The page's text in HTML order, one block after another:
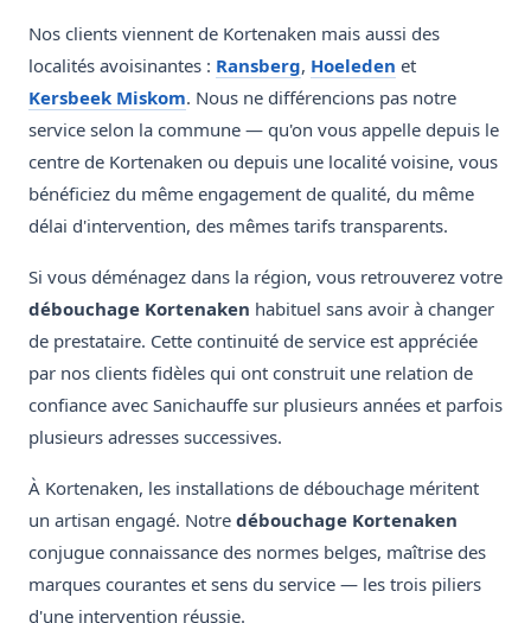
Nos clients viennent de Kortenaken mais aussi des
localités avoisinantes : Ransberg, Hoeleden et
Kersbeek Miskom. Nous ne différencions pas notre
service selon la commune — qu'on vous appelle depuis le
centre de Kortenaken ou depuis une localité voisine, vous
bénéficiez du même engagement de qualité, du même
délai d'intervention, des mêmes tarifs transparents.
Si vous déménagez dans la région, vous retrouverez votre
débouchage Kortenaken habituel sans avoir à changer
de prestataire. Cette continuité de service est appréciée
par nos clients fidèles qui ont construit une relation de
confiance avec Sanichauffe sur plusieurs années et parfois
plusieurs adresses successives.
À Kortenaken, les installations de débouchage méritent
un artisan engagé. Notre débouchage Kortenaken
conjugue connaissance des normes belges, maîtrise des
marques courantes et sens du service — les trois piliers
d'une intervention réussie.